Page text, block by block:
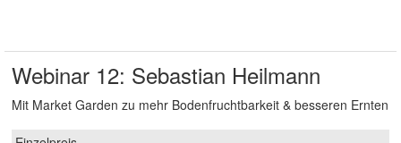
Webinar 12: Sebastian Heilmann
Mit Market Garden zu mehr Bodenfruchtbarkeit & besseren Ernten